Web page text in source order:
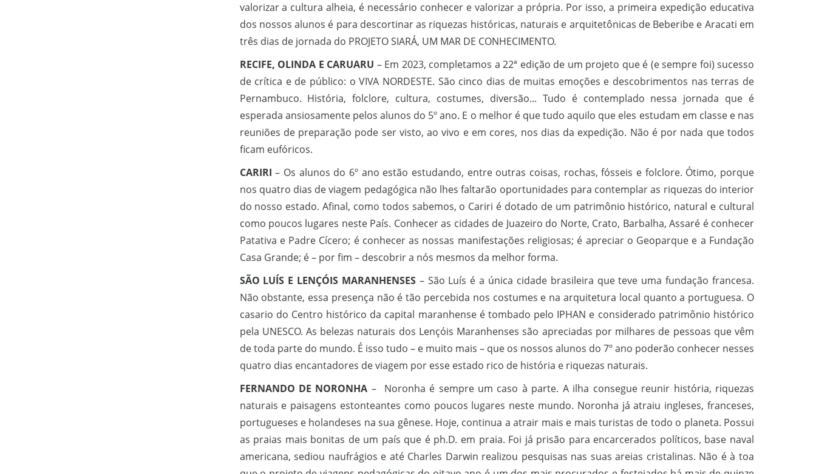
valorizar a cultura alheia, é necessário conhecer e valorizar a própria. Por isso, a primeira expedição educativa
dos nossos alunos é para descortinar as riquezas históricas, naturais e arquitetônicas de Beberibe e Aracati em
três dias de jornada do PROJETO SIARÁ, UM MAR DE CONHECIMENTO.
RECIFE, OLINDA E CARUARU – Em 2023, completamos a 22ª edição de um projeto que é (e sempre foi) sucesso
de crítica e de público: o VIVA NORDESTE. São cinco dias de muitas emoções e descobrimentos nas terras de
Pernambuco. História, folclore, cultura, costumes, diversão... Tudo é contemplado nessa jornada que é
esperada ansiosamente pelos alunos do 5º ano. E o melhor é que tudo aquilo que eles estudam em classe e nas
reuniões de preparação pode ser visto, ao vivo e em cores, nos dias da expedição. Não é por nada que todos
ficam eufóricos.
CARIRI – Os alunos do 6º ano estão estudando, entre outras coisas, rochas, fósseis e folclore. Ótimo, porque
nos quatro dias de viagem pedagógica não lhes faltarão oportunidades para contemplar as riquezas do interior
do nosso estado. Afinal, como todos sabemos, o Cariri é dotado de um patrimônio histórico, natural e cultural
como poucos lugares neste País. Conhecer as cidades de Juazeiro do Norte, Crato, Barbalha, Assaré é conhecer
Patativa e Padre Cícero; é conhecer as nossas manifestações religiosas; é apreciar o Geoparque e a Fundação
Casa Grande; é – por fim – descobrir a nós mesmos da melhor forma.
SÃO LUÍS E LENÇÓIS MARANHENSES– São Luís é a única cidade brasileira que teve uma fundação francesa.
Não obstante, essa presença não é tão percebida nos costumes e na arquitetura local quanto a portuguesa. O
casario do Centro histórico da capital maranhense é tombado pelo IPHAN e considerado patrimônio histórico
pela UNESCO. As belezas naturais dos Lençóis Maranhenses são apreciadas por milhares de pessoas que vêm
de toda parte do mundo. É isso tudo – e muito mais – que os nossos alunos do 7º ano poderão conhecer nesses
quatro dias encantadores de viagem por esse estado rico de história e riquezas naturais.
FERNANDO DE NORONHA – Noronha é sempre um caso à parte. A ilha consegue reunir história, riquezas
naturais e paisagens estonteantes como poucos lugares neste mundo. Noronha já atraiu ingleses, franceses,
portugueses e holandeses na sua gênese. Hoje, continua a atrair mais e mais turistas de todo o planeta. Possui
as praias mais bonitas de um país que é ph.D. em praia. Foi já prisão para encarcerados políticos, base naval
americana, sediou naufrágios e até Charles Darwin realizou pesquisas nas suas areias cristalinas. Não é à toa